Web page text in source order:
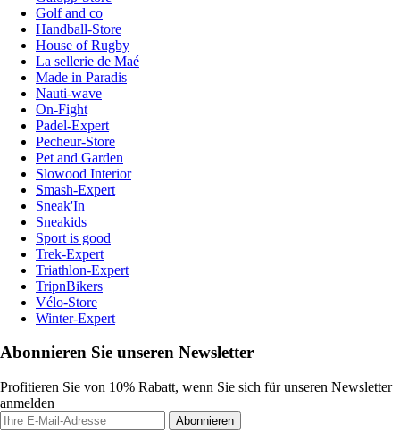
Golf and co
Handball-Store
House of Rugby
La sellerie de Maé
Made in Paradis
Nauti-wave
On-Fight
Padel-Expert
Pecheur-Store
Pet and Garden
Slowood Interior
Smash-Expert
Sneak'In
Sneakids
Sport is good
Trek-Expert
Triathlon-Expert
TripnBikers
Vélo-Store
Winter-Expert
Abonnieren Sie unseren Newsletter
Profitieren Sie von 10% Rabatt, wenn Sie sich für unseren Newsletter
anmelden
Abonnieren